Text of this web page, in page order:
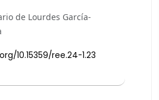
de Lourdes García-
10.15359/ree.24-1.23